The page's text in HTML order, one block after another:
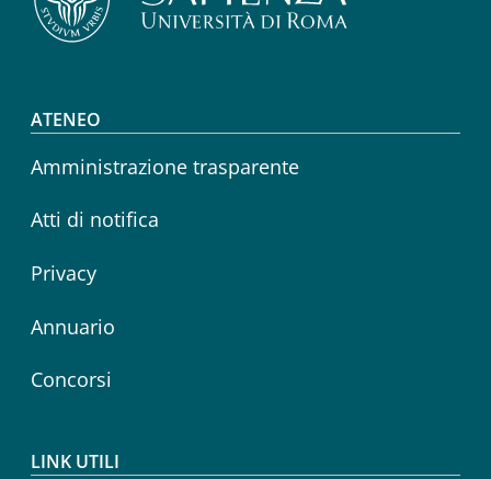
Footer menu
ATENEO
Amministrazione trasparente
Atti di notifica
Privacy
Annuario
Concorsi
LINK UTILI